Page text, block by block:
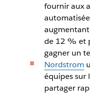
fournir aux
de 12 % et
gagner un
Nordstrom
équipes sur
partager